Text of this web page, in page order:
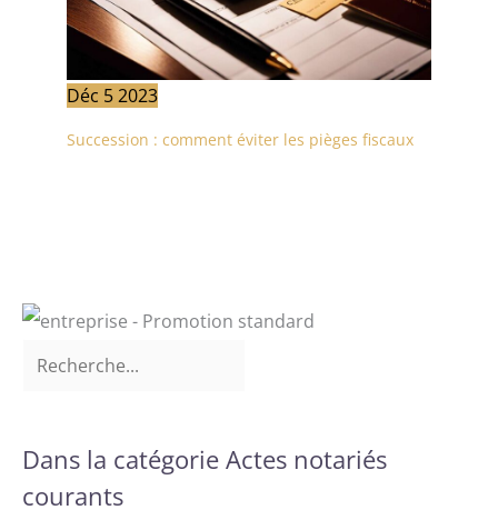
Déc 52023
Succession : comment éviter les pièges fiscaux
Dans la catégorie Actes notariés
courants